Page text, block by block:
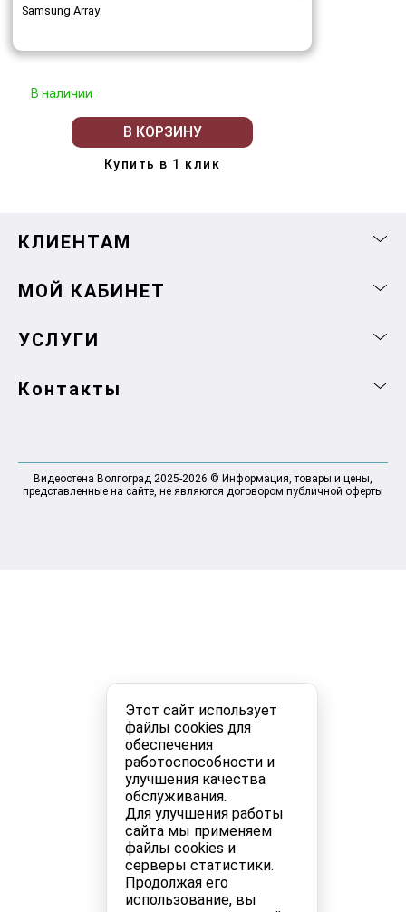
Этот сайт использует
файлы cookies для
обеспечения
работоспособности и
улучшения качества
обслуживания.
Для улучшения работы
сайта мы применяем
файлы cookies и
серверы статистики.
Продолжая его
использование, вы
Samsung Array
В наличии
В КОРЗИНУ
Купить в 1 клик
КЛИЕНТАМ
МОЙ КАБИНЕТ
УСЛУГИ
Контакты
Видеостена Волгоград 2025-2026 © Информация, товары и цены,
представленные на сайте, не являются договором публичной оферты